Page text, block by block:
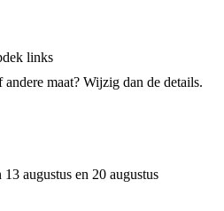
links
maat? Wijzig dan de details.
augustus en 20 augustus